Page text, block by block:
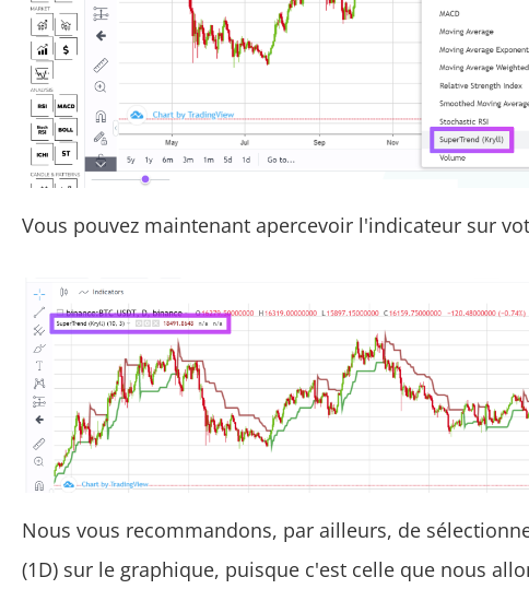
Vous pouvez maintenant apercevoir l'indicateur sur
Nous vous recommandons, par ailleurs, de
(1D) sur le graphique, puisque c'est celle que nous